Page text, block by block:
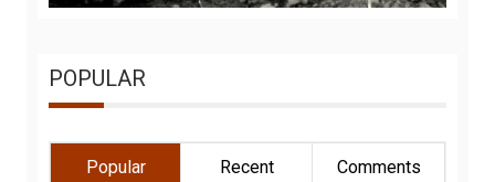
POPULAR
Popular Recent Comments